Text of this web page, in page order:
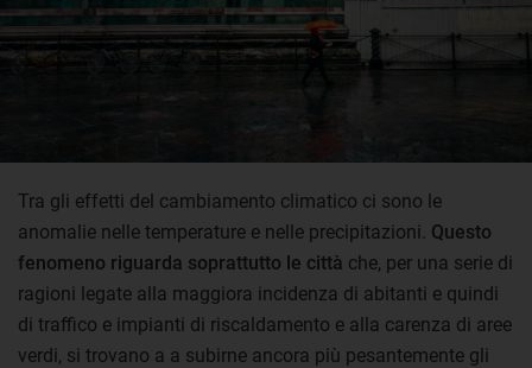
Tra gli effetti del cambiamento climatico ci sono le
anomalie nelle temperature e nelle precipitazioni. Questo
fenomeno riguarda soprattutto le città che, per una serie di
ragioni legate alla maggiora incidenza di abitanti e quindi
di traffico e impianti di riscaldamento e alla carenza di aree
verdi, si trovano a a subirne ancora più pesantemente gli